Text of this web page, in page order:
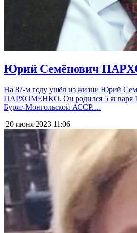
Юрий Семёнович
На 87-м году ушёл из жизни Юрий
ПАРХОМЕНКО. Он родился 5 января
Бурят-Монгольской АССР.…
20 июня 2023 11:06